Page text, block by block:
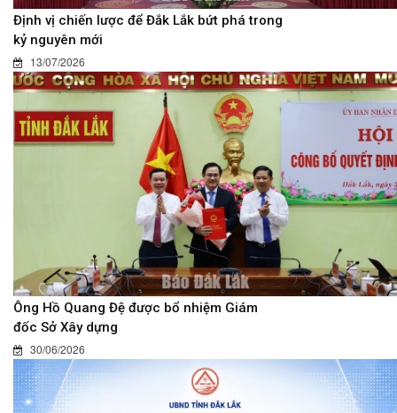
Định vị chiến lược để Đắk Lắk bứt phá trong
kỷ nguyên mới
13/07/2026
Ông Hồ Quang Đệ được bổ nhiệm Giám
đốc Sở Xây dựng
30/06/2026